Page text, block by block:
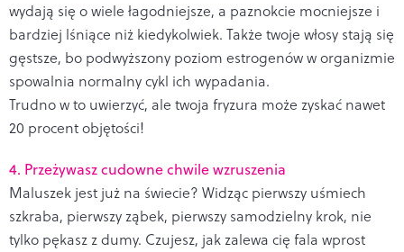
wydają się o wiele łagodniejsze, a paznokcie mocniejsze i
bardziej lśniące niż kiedykolwiek. Także twoje włosy stają się
gęstsze, bo podwyższony poziom estrogenów w organizmie
spowalnia normalny cykl ich wypadania.
Trudno w to uwierzyć, ale twoja fryzura może zyskać nawet
20 procent objętości!
4. Przeżywasz cudowne chwile wzruszenia
Maluszek jest już na świecie? Widząc pierwszy uśmiech
szkraba, pierwszy ząbek, pierwszy samodzielny krok, nie
tylko pękasz z dumy. Czujesz, jak zalewa cię fala wprost